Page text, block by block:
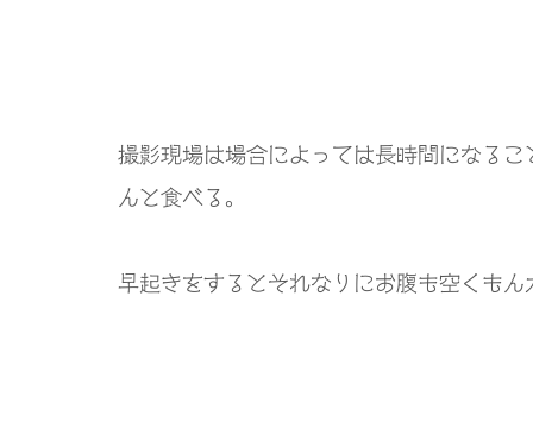
撮影現場は場合によっては長時間になる
んと食べる。
早起きをするとそれなりにお腹も空くも